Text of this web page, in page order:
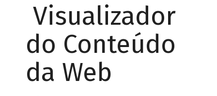
Visualizador
do Conteúdo
da Web